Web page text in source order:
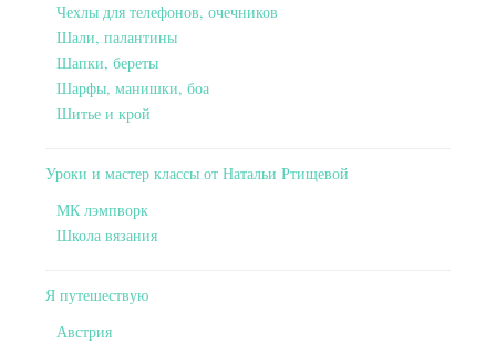
Чехлы для телефонов, очечников
Шали, палантины
Шапки, береты
Шарфы, манишки, боа
Шитье и крой
Уроки и мастер классы от Натальи Ртищевой
МК лэмпворк
Школа вязания
Я путешествую
Австрия